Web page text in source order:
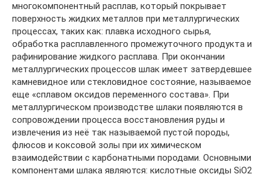
многокомпонентный расплав, который покрывает
поверхность жидких металлов при металлургических
процессах, таких как: плавка исходного сырья,
обработка расплавленного промежуточного продукта и
рафинирование жидкого расплава. При окончании
металлургических процессов шлак имеет затвердевшее
камневидное или стекловидное состояние, называемое
еще «сплавом оксидов переменного состава». При
металлургическом производстве шлаки появляются в
сопровождении процесса восстановления руды и
извлечения из неё так называемой пустой породы,
флюсов и коксовой золы при их химическом
взаимодействии с карбонатными породами. Основными
компонентами шлака являются: кислотные оксиды SiO2